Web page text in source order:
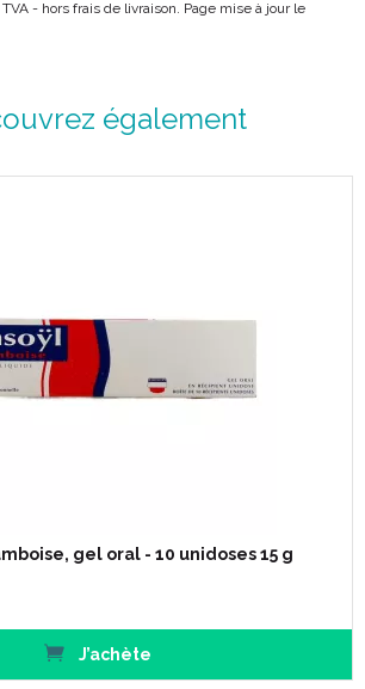
- hors frais de livraison. Page mise à jour le
également
gel oral - 10 unidoses 15 g
J’achète